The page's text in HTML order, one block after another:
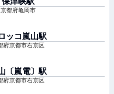
京都府亀岡市
ッコ嵐山駅
府京都市右京区
〔嵐電〕 駅
府京都市右京区